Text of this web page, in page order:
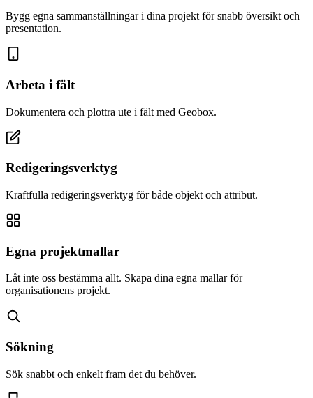
Bygg egna sammanställningar i dina projekt för snabb översikt och
presentation.
Arbeta i fält
Dokumentera och plottra ute i fält med Geobox.
Redigeringsverktyg
Kraftfulla redigeringsverktyg för både objekt och attribut.
Egna projektmallar
Låt inte oss bestämma allt. Skapa dina egna mallar för
organisationens projekt.
Sökning
Sök snabbt och enkelt fram det du behöver.